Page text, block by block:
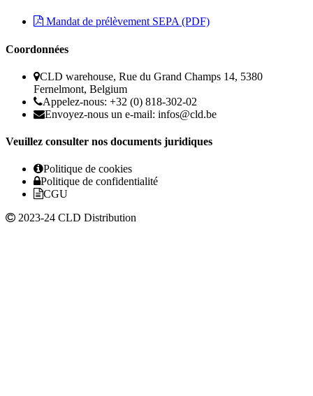
Mandat de prélèvement SEPA (PDF)
Coordonnées
CLD warehouse, Rue du Grand Champs 14, 5380
Fernelmont, Belgium
Appelez-nous: +32 (0) 818-302-02
Envoyez-nous un e-mail: infos@cld.be
Veuillez consulter nos documents juridiques
Politique de cookies
Politique de confidentialité
CGU
2023-24 CLD Distribution